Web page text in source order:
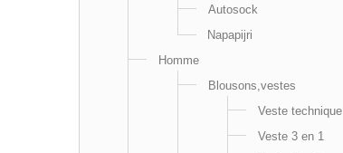
Autosock
Napapijri
Homme
Blousons,vestes
Veste technique
Veste 3 en 1